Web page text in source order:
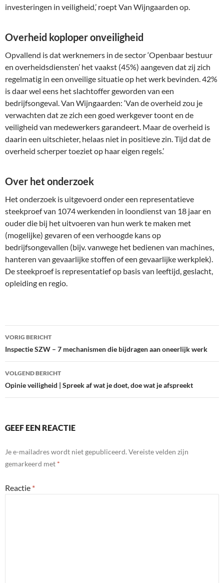
investeringen in veiligheid,’ roept Van Wijngaarden op.
Overheid koploper onveiligheid
Opvallend is dat werknemers in de sector ‘Openbaar bestuur
en overheidsdiensten’ het vaakst (45%) aangeven dat zij zich
regelmatig in een onveilige situatie op het werk bevinden. 42%
is daar wel eens het slachtoffer geworden van een
bedrijfsongeval. Van Wijngaarden: ‘Van de overheid zou je
verwachten dat ze zich een goed werkgever toont en de
veiligheid van medewerkers garandeert. Maar de overheid is
daarin een uitschieter, helaas niet in positieve zin. Tijd dat de
overheid scherper toeziet op haar eigen regels.’
Over het onderzoek
Het onderzoek is uitgevoerd onder een representatieve
steekproef van 1074 werkenden in loondienst van 18 jaar en
ouder die bij het uitvoeren van hun werk te maken met
(mogelijke) gevaren of een verhoogde kans op
bedrijfsongevallen (bijv. vanwege het bedienen van machines,
hanteren van gevaarlijke stoffen of een gevaarlijke werkplek).
De steekproef is representatief op basis van leeftijd, geslacht,
opleiding en regio.
Bericht
navigatie
VORIG BERICHT
Inspectie SZW – 7 mechanismen die bijdragen aan oneerlijk werk
VOLGEND BERICHT
Opinie veiligheid | Spreek af wat je doet, doe wat je afspreekt
GEEF EEN REACTIE
Je e-mailadres wordt niet gepubliceerd. Vereiste velden zijn
gemarkeerd met *
Reactie *